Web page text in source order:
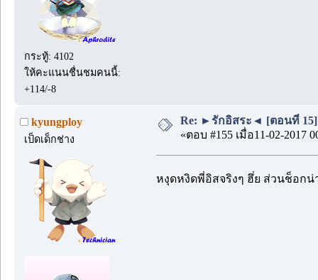
กระทู้: 4102
ให้คะแนนชื่นชมคนนี้:
+114/-8
kyungploy
เป็ดเด็กช่าง
Re: ►รักอิสระ◄ [ตอนที่ 15]
«ตอบ #155 เมื่อ11-02-2017
หงุดหงิดพี่อิสจริงๆ ฮึ่ย ส่วนช็อก